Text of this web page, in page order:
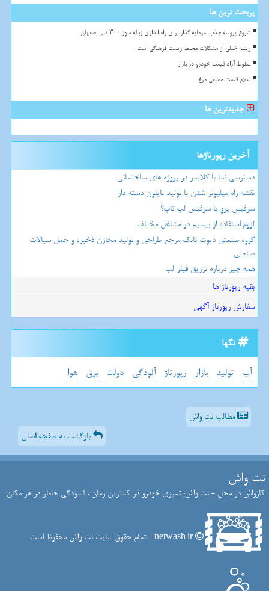
پربحث ترین ها
شروع پروسه جذب سرمایه گذار برای راه اندازی زباله سوز ۳۰۰ تنی اصفهان
ریشه خیلی از مشکلات محیط زیست فرهنگی است
سقوط آزاد قیمت خودرو در بازار
اعلام قیمت حقیقی مرغ
جدیدترین ها
آخرین رپورتاژها
دسترسی نما با کلایمر در پروژه های ساختمانی
نقشه راه میلیونر شدن با تولید نایلون دسته دار
سرفیس پرو یا سرفیس لپ تاپ؟
لزوم استفاده از بیسیم در مشاغل مختلف
گروه صنعتی دپوت تانک مرجع طراحی و تولید مخازن ذخیره و حمل سیالات
صنعتی
همه چیز درباره تزریق فیلر لب
بقیه رپورتاژ ها
سفارش رپورتاژ آگهی
تگها
آب تولید بازار رپورتاژ آلودگی دولت برق هوا
مطالب نت واش
بازگشت به صفحه اصلی
نت واش
کارواش در محل - نت واش: تمیزی خودرو در کمترین زمان ، آسودگی خاطر در هر مکان
netwash.ir - تمام حقوق سایت نت واش محفوظ است